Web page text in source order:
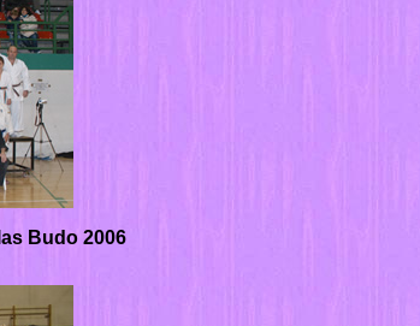
Budo 2006